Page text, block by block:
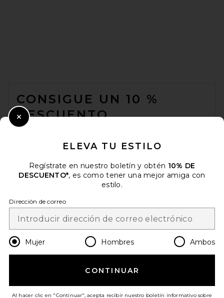
CONSIGUE UN 10 %
DESCUENTO
electrónico. Puede retirarse en cualquier momento.
Email Address
Change Country Regions
es USD
¡AYÚDANOS A MEJORAR!
ELEVA TU ESTILO
Regístrate en nuestro boletín y obtén 10% DE
DESCUENTO*, es como tener una mejor amiga con
estilo.
Dirección de correo
Mujer Hombres Ambos
CONTINUAR
Al hacer clic en "Continuar", acepta recibir nuestro boletín informativo sobre
Close Modal